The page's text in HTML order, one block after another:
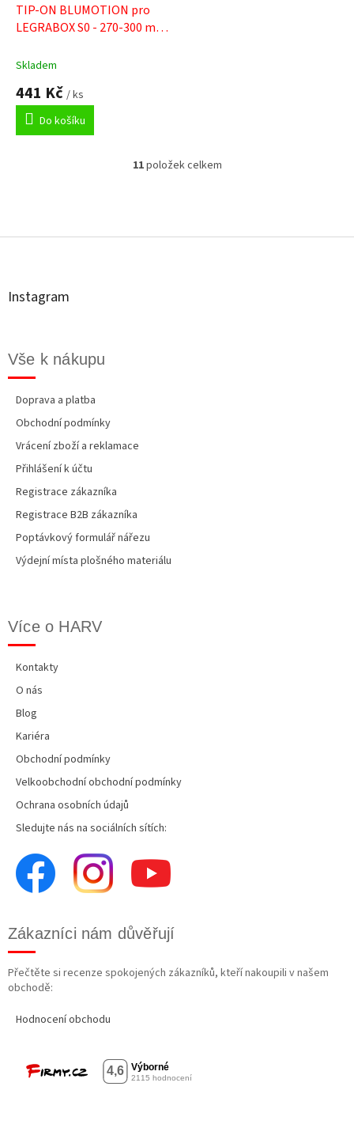
TIP-ON BLUMOTION pro
LEGRABOX S0 - 270-300 mm
Skladem
441 Kč / ks
Do košíku
O
d
11položek celkem
á
Instagram
Vše k nákupu
Doprava a platba
Obchodní podmínky
Vrácení zboží a reklamace
Přihlášení k účtu
Registrace zákazníka
Registrace B2B zákazníka
Poptávkový formulář nářezu
Výdejní místa plošného materiálu
Více o HARV
Kontakty
O nás
Blog
Kariéra
Obchodní podmínky
Velkoobchodní obchodní podmínky
Ochrana osobních údajů
Sledujte nás na sociálních sítích:
Zákazníci nám důvěřují
Přečtěte si recenze spokojených zákazníků, kteří nakoupili v našem
obchodě:
Hodnocení obchodu